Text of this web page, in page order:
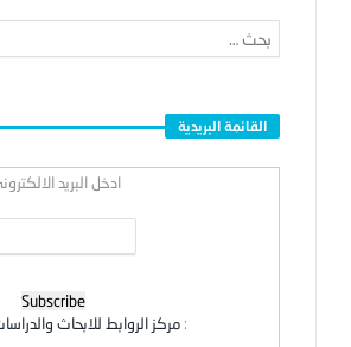
القائمة البريدية
ادخل البريد
:مركز الروابط للابحاث